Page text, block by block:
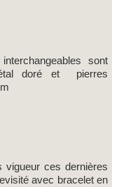
sont
doré et pierres
vigueur ces dernières
avec bracelet en